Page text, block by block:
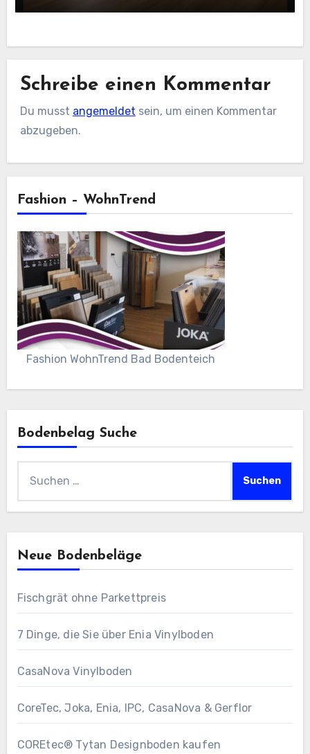
Schreibe einen Kommentar
Du musst angemeldet sein, um einen Kommentar
abzugeben.
Fashion – WohnTrend
Fashion WohnTrend Bad Bodenteich
Bodenbelag Suche
Neue Bodenbeläge
Fischgrät ohne Parkettpreis
7 Dinge, die Sie über Enia Vinylboden
CasaNova Vinylboden
CoreTec, Joka, Enia, IPC, CasaNova & Gerflor
COREtec® Tytan Designboden kaufen